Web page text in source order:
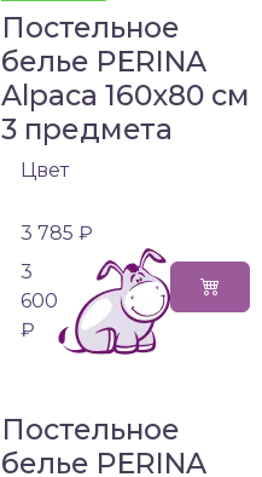
Постельное
белье PERINA
Alpaca 160х80 см
3 предмета
Цвет
3 785 ₽
3
600
₽
Постельное
белье PERINA